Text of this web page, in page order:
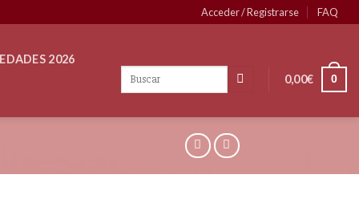
Acceder / Registrarse FAQ
2026
0,00€ 0